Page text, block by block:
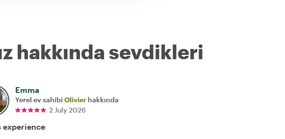
hakkında sevdikleri
Emma
Yerel ev sahibi Olivier hakkında
2 July 2026
experience